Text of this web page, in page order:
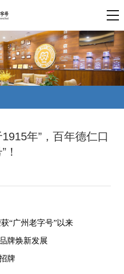
年”，百年德仁口
“广州老字号”以来
牌焕新发展
牌